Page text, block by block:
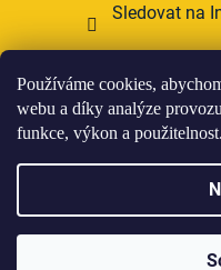
Používáme cookies,
webu a díky analýze
funkce, výkon a použitelnost.
Sledovat na
Přijímáme online